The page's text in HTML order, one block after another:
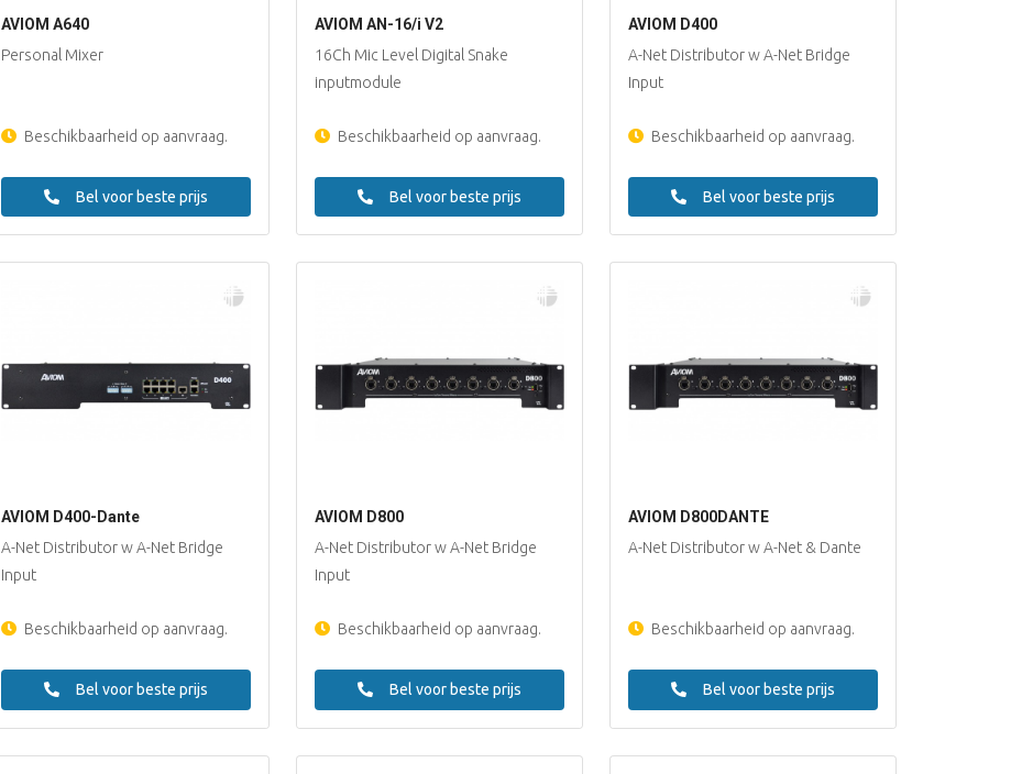
AVIOM A640
Personal Mixer
Beschikbaarheid op aanvraag.
Bel voor beste prijs
AVIOM AN-16/i V2
16Ch Mic Level Digital Snake
inputmodule
Beschikbaarheid op aanvraag.
Bel voor beste prijs
AVIOM D400
A-Net Distributor w A-Net Bridge
Input
Beschikbaarheid op aanvraag.
Bel voor beste prijs
AVIOM D400-Dante
A-Net Distributor w A-Net Bridge
Input
Beschikbaarheid op aanvraag.
Bel voor beste prijs
AVIOM D800
A-Net Distributor w A-Net Bridge
Input
Beschikbaarheid op aanvraag.
Bel voor beste prijs
AVIOM D800DANTE
A-Net Distributor w A-Net & Dante
Beschikbaarheid op aanvraag.
Bel voor beste prijs